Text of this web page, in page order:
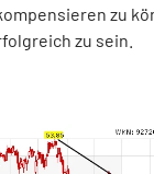
zu
zu sein.